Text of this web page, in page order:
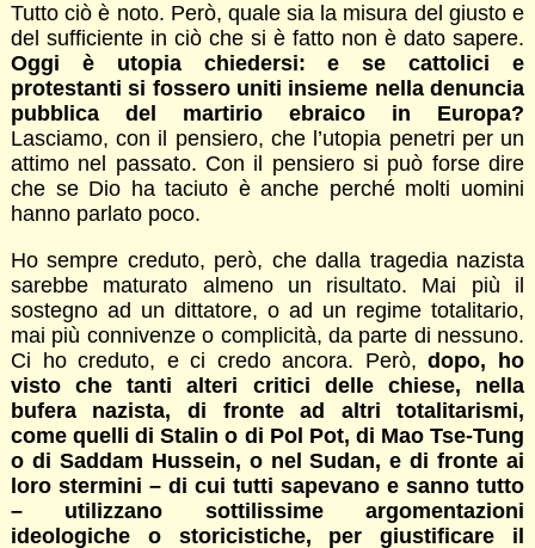
Tutto ciò è noto. Però, quale sia la misura del giusto e
del sufficiente in ciò che si è fatto non è dato sapere.
Oggi è utopia chiedersi: e se cattolici e
protestanti si fossero uniti insieme nella denuncia
pubblica del martirio ebraico in Europa?
Lasciamo, con il pensiero, che l’utopia penetri per un
attimo nel passato. Con il pensiero si può forse dire
che se Dio ha taciuto è anche perché molti uomini
hanno parlato poco.
Ho sempre creduto, però, che dalla tragedia nazista
sarebbe maturato almeno un risultato. Mai più il
sostegno ad un dittatore, o ad un regime totalitario,
mai più connivenze o complicità, da parte di nessuno.
Ci ho creduto, e ci credo ancora. Però,dopo, ho
visto che tanti alteri critici delle chiese, nella
bufera nazista, di fronte ad altri totalitarismi,
come quelli di Stalin o di Pol Pot, di Mao Tse-Tung
o di Saddam Hussein, o nel Sudan, e di fronte ai
loro stermini – di cui tutti sapevano e sanno tutto
– utilizzano sottilissime argomentazioni
ideologiche o storicistiche, per giustificare il